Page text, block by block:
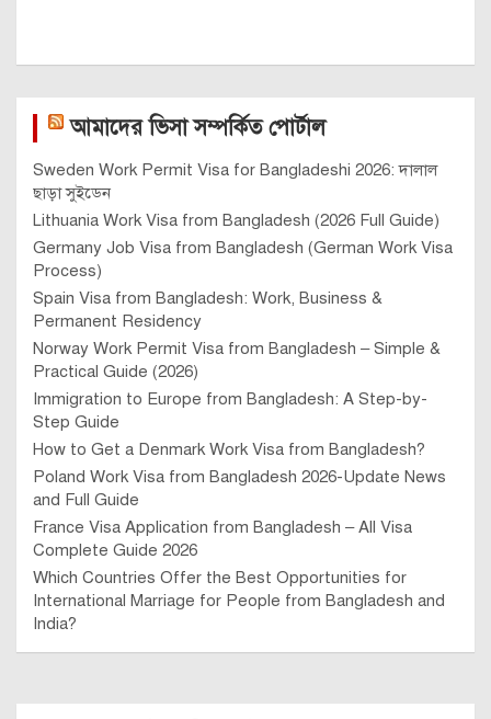
আমাদের ভিসা সম্পর্কিত পোর্টাল
Sweden Work Permit Visa for Bangladeshi 2026: দালাল
ছাড়া সুইডেন
Lithuania Work Visa from Bangladesh (2026 Full Guide)
Germany Job Visa from Bangladesh (German Work Visa
Process)
Spain Visa from Bangladesh: Work, Business &
Permanent Residency
Norway Work Permit Visa from Bangladesh – Simple &
Practical Guide (2026)
Immigration to Europe from Bangladesh: A Step-by-
Step Guide
How to Get a Denmark Work Visa from Bangladesh?
Poland Work Visa from Bangladesh 2026-Update News
and Full Guide
France Visa Application from Bangladesh – All Visa
Complete Guide 2026
Which Countries Offer the Best Opportunities for
International Marriage for People from Bangladesh and
India?